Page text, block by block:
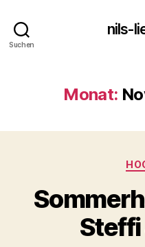
Suchen
nils-
Monat:
Steffi